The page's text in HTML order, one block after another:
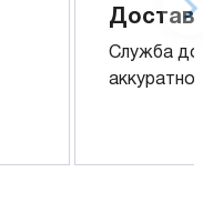
Служба
аккуратно